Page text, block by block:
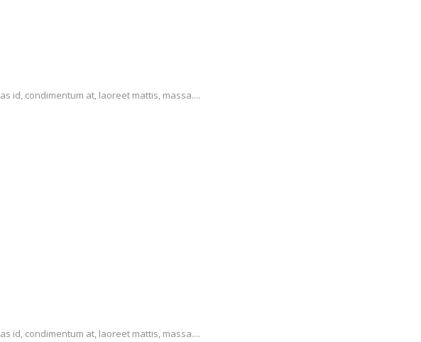
id, condimentum at, laoreet mattis, massa....
id, condimentum at, laoreet mattis, massa....